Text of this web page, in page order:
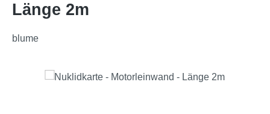
Länge 2m
blume
Bildergalerie überspringen